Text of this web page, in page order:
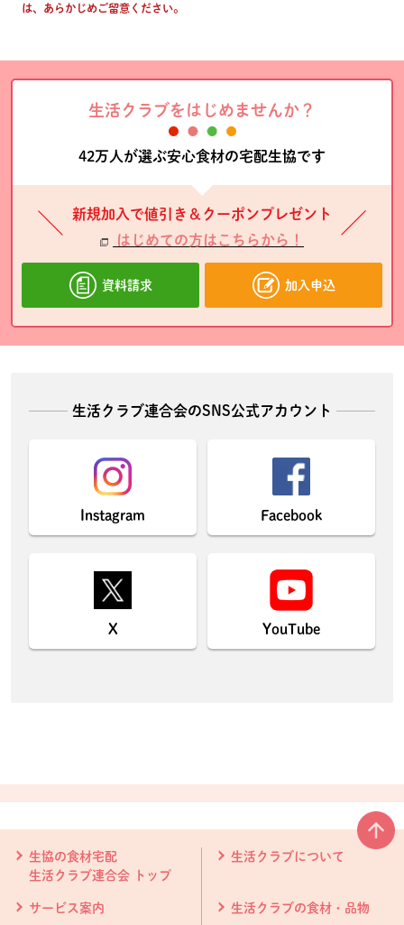
は、あらかじめご留意ください。
生活クラブをはじめませんか？
42万人が選ぶ安心食材の宅配生協です
新規加入で値引き＆クーポンプレゼント
はじめての方はこちらから！
資料請求 加入申込
生活クラブ連合会のSNS公式アカウント
Instagram Facebook
X YouTube
生協の食材宅配
生活クラブ連合会 トップ
生活クラブについて
サービス案内 生活クラブの食材・品物